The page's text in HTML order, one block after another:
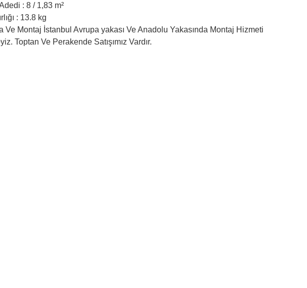
: 8 / 1,83 m²
: 13.8 kg
Ve Montaj İstanbul Avrupa yakası Ve Anadolu Yakasında Montaj Hizmeti
Toptan Ve Perakende Satışımız Vardır.